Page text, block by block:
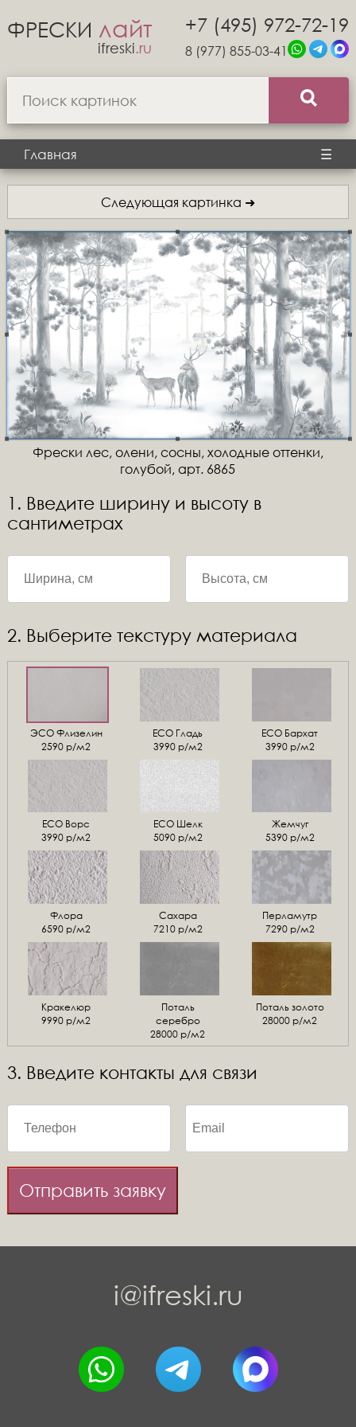
ФРЕСКИ лайт
ifreski.ru
+7 (495) 972-72-19
8 (977) 855-03-41
Главная ☰
Следующая картинка ➜
Фрески лес, олени, сосны, холодные оттенки,
голубой, арт. 6865
1. Введите ширину и высоту в
сантиметрах
2. Выберите текстуру материала
ЭСО Флизелин
2590 р/м2
ЕСО Гладь
3990 р/м2
ECO Бархат
3990 р/м2
ЕСО Ворс
3990 р/м2
ЕСО Шелк
5090 р/м2
Жемчуг
5390 р/м2
Флора
6590 р/м2
Сахара
7210 р/м2
Перламутр
7290 р/м2
Кракелюр
9990 р/м2
Поталь
серебро
28000 р/м2
Поталь золото
28000 р/м2
3. Введите контакты для связи
Отправить заявку
i@ifreski.ru